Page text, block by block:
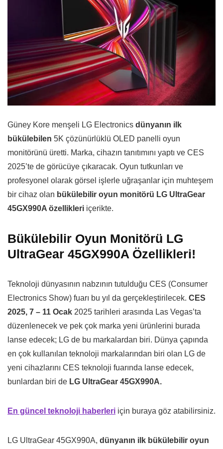
Güney Kore menşeli LG Electronics dünyanın ilk
bükülebilen 5K çözünürlüklü OLED panelli oyun
monitörünü üretti. Marka, cihazın tanıtımını yaptı ve CES
2025’te de görücüye çıkaracak. Oyun tutkunları ve
profesyonel olarak görsel işlerle uğraşanlar için muhteşem
bir cihaz olan bükülebilir oyun monitörü LG UltraGear
45GX990A özellikleri içerikte.
Bükülebilir Oyun Monitörü LG
UltraGear 45GX990A Özellikleri!
Teknoloji dünyasının nabzının tutulduğu CES (Consumer
Electronics Show) fuarı bu yıl da gerçekleştirilecek. CES
2025, 7 – 11 Ocak 2025 tarihleri arasında Las Vegas’ta
düzenlenecek ve pek çok marka yeni ürünlerini burada
lanse edecek; LG de bu markalardan biri. Dünya çapında
en çok kullanılan teknoloji markalarından biri olan LG de
yeni cihazlarını CES teknoloji fuarında lanse edecek,
bunlardan biri de LG UltraGear 45GX990A.
En güncel teknoloji haberleri için buraya göz atabilirsiniz.
LG UltraGear 45GX990A, dünyanın ilk bükülebilir oyun